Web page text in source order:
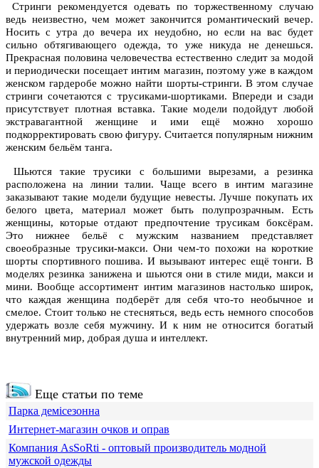
Стринги рекомендуется одевать по торжественному случаю
ведь неизвестно, чем может закончится романтический вечер.
Носить с утра до вечера их неудобно, но если на вас будет
сильно обтягивающего одежда, то уже никуда не денешься.
Прекрасная половина человечества естественно следит за модой
и периодически посещает интим магазин, поэтому уже в каждом
женском гардеробе можно найти шорты-стринги. В этом случае
стринги сочетаются с трусиками-шортиками. Впереди и сзади
присутствует плотная вставка. Такие модели подойдут любой
экстравагантной женщине и ими ещё можно хорошо
подкорректировать свою фигуру. Считается популярным нижним
женским бельём танга.
Шьются такие трусики с большими вырезами, а резинка
расположена на линии талии. Чаще всего в интим магазине
заказывают такие модели будущие невесты. Лучше покупать их
белого цвета, материал может быть полупрозрачным. Есть
женщины, которые отдают предпочтение трусикам боксёрам.
Это нижнее бельё с мужским названием представляет
своеобразные трусики-макси. Они чем-то похожи на короткие
шорты спортивного пошива. И вызывают интерес ещё тонги. В
моделях резинка занижена и шьются они в стиле миди, макси и
мини. Вообще ассортимент интим магазинов настолько широк,
что каждая женщина подберёт для себя что-то необычное и
смелое. Стоит только не стесняться, ведь есть немного способов
удержать возле себя мужчину. И к ним не относится богатый
внутренний мир, добрая душа и интеллект.
Еще статьи по теме
Парка демісезонна
Интернет-магазин очков и оправ
Компания АsSoRti - оптовый производитель модной
мужской одежды